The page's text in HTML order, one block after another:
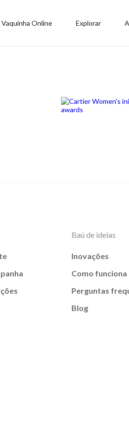
Vaquinha Online Explorar
Baú de ideias
Inovações
Como funciona
Perguntas
Blog